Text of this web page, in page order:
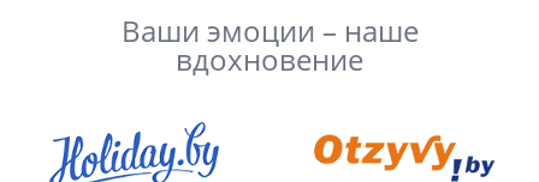
Ваши эмоции – наше
вдохновение